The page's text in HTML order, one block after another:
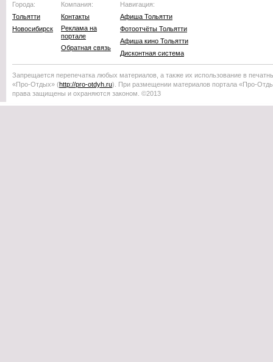
Города:
Тольятти
Новосибирск
Компания:
Контакты
Реклама на
портале
Обратная связь
Навигация:
Афиша Тольятти
Фотоотчёты Тольятти
Афиша кино Тольятти
Дисконтная система
Запрещается перепечатка любых материалов, а также их использование в
«Про-Отдых» (http://pro-otdyh .ru). При размещении материалов портала «Про-
права защищены и охраняются законом. ©2013